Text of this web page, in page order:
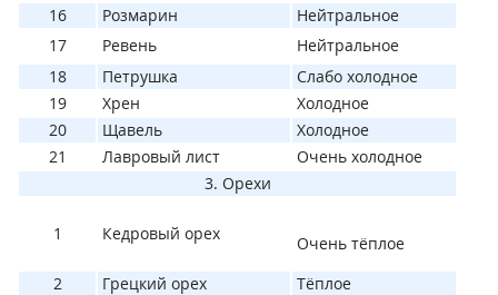
16
Розмарин
Нейтральное
17
Ревень
Нейтральное
18
Петрушка
Слабо холодное
19
Хрен
Холодное
20
Щавель
Холодное
21
Лавровый лист
Очень холодное
3. Орехи
1 Кедровый орех
Очень тёплое
2
Грецкий орех
Тёплое